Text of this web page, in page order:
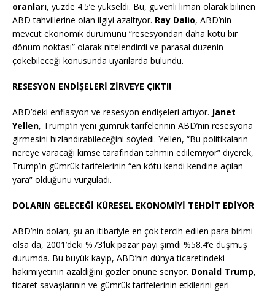
oranları, yüzde 4.5’e yükseldi. Bu, güvenli liman olarak bilinen
ABD tahvillerine olan ilgiyi azaltıyor. Ray Dalio, ABD’nin
mevcut ekonomik durumunu “resesyondan daha kötü bir
dönüm noktası” olarak nitelendirdi ve parasal düzenin
çökebileceği konusunda uyarılarda bulundu.
RESESYON ENDİŞELERİ ZİRVEYE ÇIKTI!
ABD’deki enflasyon ve resesyon endişeleri artıyor. Janet
Yellen, Trump’ın yeni gümrük tarifelerinin ABD’nin resesyona
girmesini hızlandırabileceğini söyledi. Yellen, “Bu politikaların
nereye varacağı kimse tarafından tahmin edilemiyor” diyerek,
Trump’ın gümrük tarifelerinin “en kötü kendi kendine açılan
yara” olduğunu vurguladı.
DOLARIN GELECEĞİ KÜRESEL EKONOMİYİ TEHDİT EDİYOR
ABD’nin doları, şu an itibariyle en çok tercih edilen para birimi
olsa da, 2001’deki %73’lük pazar payı şimdi %58.4’e düşmüş
durumda. Bu büyük kayıp, ABD’nin dünya ticaretindeki
hakimiyetinin azaldığını gözler önüne seriyor. Donald Trump,
ticaret savaşlarının ve gümrük tarifelerinin etkilerini geri